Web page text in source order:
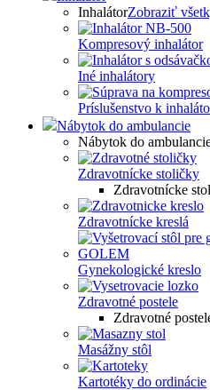
InhalátorZobraziť
Kompresový inhalátor
Iné inhalátory
Príslušenstvo k
Nábytok do ambulancie
Nábytok do
Zdravotnícke stoličky
Zdravotnícke
Zdravotnícke kreslá
Gynekologické kreslo
Zdravotné postele
Zdravotné
Masážny stôl
Kartotéky do ordinácie